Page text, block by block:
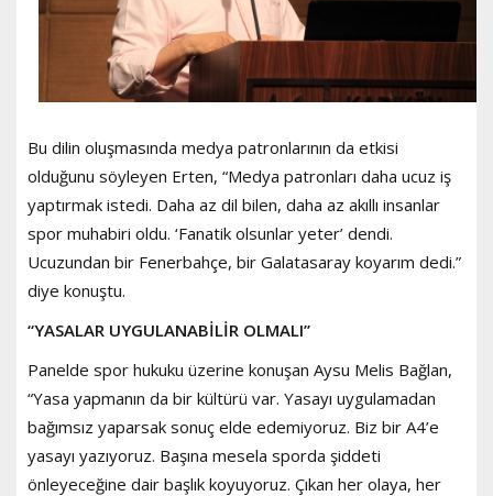
Bu dilin oluşmasında medya patronlarının da etkisi
olduğunu söyleyen Erten, “Medya patronları daha ucuz iş
yaptırmak istedi. Daha az dil bilen, daha az akıllı insanlar
spor muhabiri oldu. ‘Fanatik olsunlar yeter’ dendi.
Ucuzundan bir Fenerbahçe, bir Galatasaray koyarım dedi.”
diye konuştu.
“YASALAR UYGULANABİLİR OLMALI”
Panelde spor hukuku üzerine konuşan Aysu Melis Bağlan,
“Yasa yapmanın da bir kültürü var. Yasayı uygulamadan
bağımsız yaparsak sonuç elde edemiyoruz. Biz bir A4’e
yasayı yazıyoruz. Başına mesela sporda şiddeti
önleyeceğine dair başlık koyuyoruz. Çıkan her olaya, her